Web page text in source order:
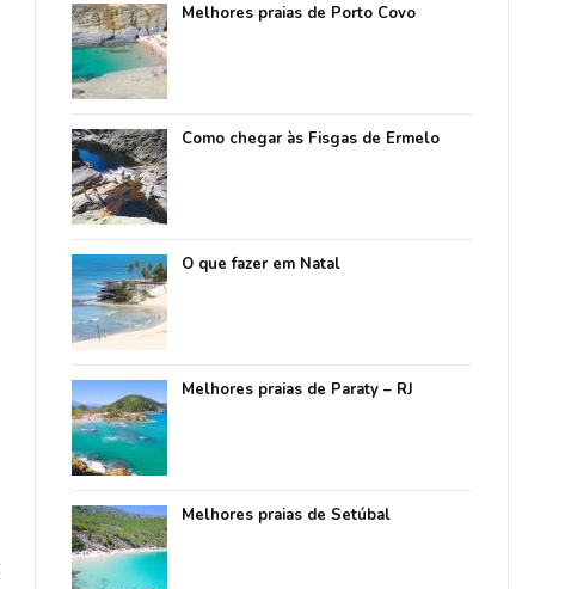
Melhores praias de Porto Covo
Como chegar às Fisgas de Ermelo
O que fazer em Natal
Melhores praias de Paraty – RJ
Melhores praias de Setúbal